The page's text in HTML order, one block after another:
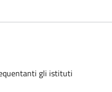
gli istituti